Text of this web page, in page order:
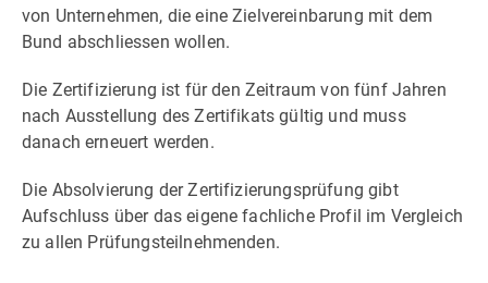
von Unternehmen, die eine Zielvereinbarung mit dem
Bund abschliessen wollen.
Die Zertifizierung ist für den Zeitraum von fünf Jahren
nach Ausstellung des Zertifikats gültig und muss
danach erneuert werden.
Die Absolvierung der Zertifizierungsprüfung gibt
Aufschluss über das eigene fachliche Profil im Vergleich
zu allen Prüfungsteilnehmenden.